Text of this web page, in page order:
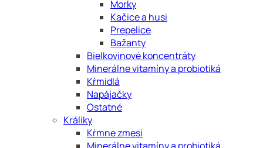
Morky
Kačice a husi
Prepelice
Bažanty
Bielkovinové koncentráty
Minerálne vitamíny a probiotiká
Kŕmidlá
Napájačky
Ostatné
Králiky
Kŕmne zmesi